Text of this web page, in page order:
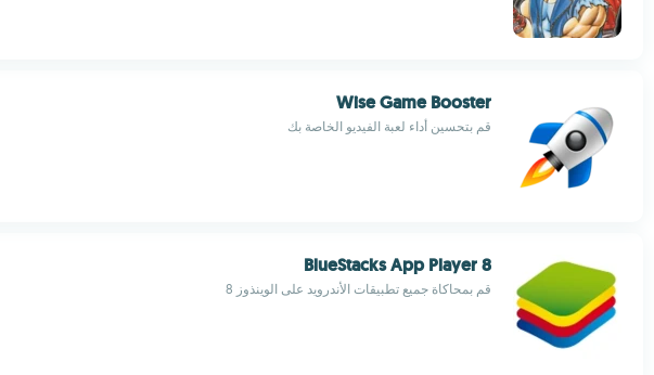
Wise Game Booster
قم بتحسين أداء لعبة الفيديو الخاصة بك
BlueStacks App Player 8
قم بمحاكاة جميع تطبيقات الأندرويد على الوينذوز 8